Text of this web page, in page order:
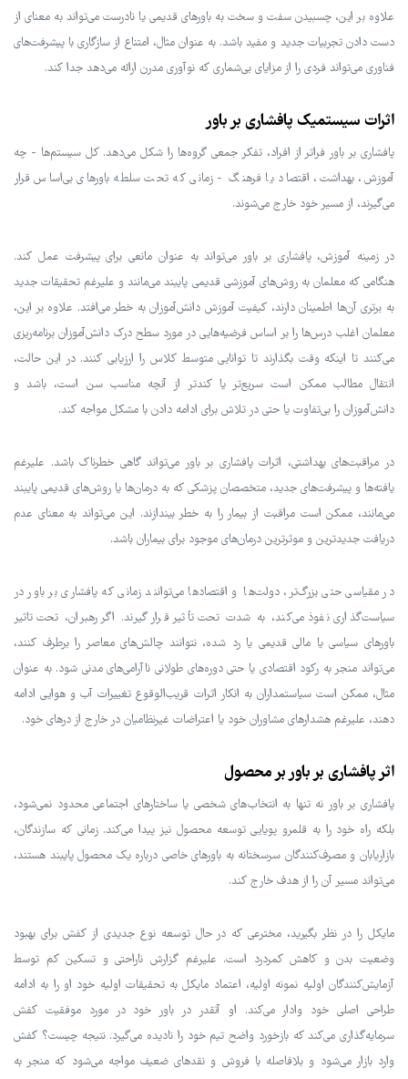
علاوه بر این، چسبیدن سفت و سخت به باورهای قدیمی یا نادرست می‌تواند به معنای از
دست دادن تجربیات جدید و مفید باشد. به عنوان مثال، امتناع از سازگاری با پیشرفت‌های
فناوری می‌تواند فردی را از مزایای بی‌شماری که نوآوری مدرن ارائه می‌دهد جدا کند.
اثرات سیستمیک پافشاری بر باور
پافشاری بر باور فراتر از افراد، تفکر جمعی گروه‌ها را شکل می‌دهد. کل سیستم‌ها - چه
آموزش، بهداشت، اقتصاد یا فرهنگ - زمانی که تحت سلطه باورهای بی‌اساس قرار
می‌گیرند، از مسیر خود خارج می‌شوند.
در زمینه آموزش، پافشاری بر باور می‌تواند به عنوان مانعی برای پیشرفت عمل کند.
هنگامی که معلمان به روش‌های آموزشی قدیمی پایبند می‌مانند و علیرغم تحقیقات جدید
به برتری آن‌ها اطمینان دارند، کیفیت آموزش دانش‌آموزان به خطر می‌افتد. علاوه بر این،
معلمان اغلب درس‌ها را بر اساس فرضیه‌هایی در مورد سطح درک دانش‌آموزان برنامه‌ریزی
می‌کنند تا اینکه وقت بگذارند تا توانایی متوسط کلاس را ارزیابی کنند. در این حالت،
انتقال مطالب ممکن است سریع‌تر یا کندتر از آنچه مناسب سن است، باشد و
دانش‌آموزان را بی‌تفاوت یا حتی در تلاش برای ادامه دادن با مشکل مواجه کند.
در مراقبت‌های بهداشتی، اثرات پافشاری بر باور می‌تواند گاهی خطرناک باشد. علیرغم
یافته‌ها و پیشرفت‌های جدید، متخصصان پزشکی که به درمان‌ها یا روش‌های قدیمی پایبند
می‌مانند، ممکن است مراقبت از بیمار را به خطر بیندازند. این می‌تواند به معنای عدم
دریافت جدیدترین و موثرترین درمان‌های موجود برای بیماران باشد.
در مقیاسی حتی بزرگ‌تر، دولت‌ها و اقتصادها می‌توانند زمانی که پافشاری بر باور در
سیاست‌گذاری نفوذ می‌کند، به شدت تحت تأثیر قرار گیرند. اگر رهبران، تحت تاثیر
باورهای سیاسی یا مالی قدیمی یا رد شده، نتوانند چالش‌های معاصر را برطرف کنند،
می‌تواند منجر به رکود اقتصادی یا حتی دوره‌های طولانی ناآرامی‌های مدنی شود. به عنوان
مثال، ممکن است سیاستمداران به انکار اثرات قریب‌الوقوع تغییرات آب و هوایی ادامه
دهند، علیرغم هشدارهای مشاوران خود یا اعتراضات غیرنظامیان در خارج از درهای خود.
اثر پافشاری بر باور بر محصول
پافشاری بر باور نه تنها به انتخاب‌های شخصی یا ساختارهای اجتماعی محدود نمی‌شود،
بلکه راه خود را به قلمرو پویایی توسعه محصول نیز پیدا می‌کند. زمانی که سازندگان،
بازاریابان و مصرف‌کنندگان سرسختانه به باورهای خاصی درباره یک محصول پایبند هستند،
می‌تواند مسیر آن را از هدف خارج کند.
مایکل را در نظر بگیرید، مخترعی که در حال توسعه نوع جدیدی از کفش برای بهبود
وضعیت بدن و کاهش کمردرد است. علیرغم گزارش ناراحتی و تسکین کم توسط
آزمایش‌کنندگان اولیه نمونه اولیه، اعتماد مایکل به تحقیقات اولیه خود او را به ادامه
طراحی اصلی خود وادار می‌کند. او آنقدر در باور خود در مورد موفقیت کفش
سرمایه‌گذاری می‌کند که بازخورد واضح تیم خود را نادیده می‌گیرد. نتیجه چیست؟ کفش
وارد بازار می‌شود و بلافاصله با فروش و نقدهای ضعیف مواجه می‌شود که منجر به